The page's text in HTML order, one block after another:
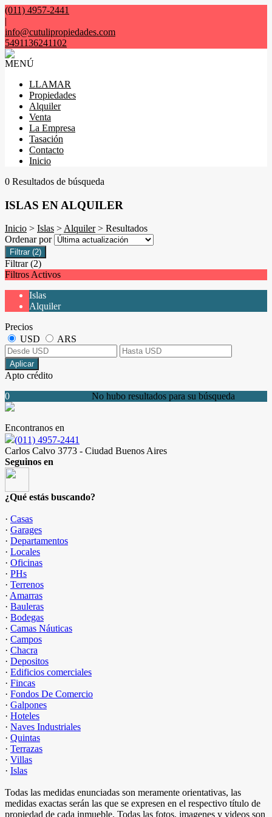
(011) 4957-2441
|
info@cutulipropiedades.com
5491136241102
MENÚ
LLAMAR
Propiedades
Alquiler
Venta
La Empresa
Tasación
Contacto
Inicio
0 Resultados de búsqueda
ISLAS EN ALQUILER
Inicio > Islas >Alquiler> Resultados
Ordenar por
Filtrar (2)
Filtrar (2)
Filtros Activos
Islas
Alquiler
Precios
USD
ARS
Aplicar
Apto crédito
No hubo resultados para su búsqueda
0
Encontranos en
(011) 4957-2441
Carlos Calvo 3773 - Ciudad Buenos Aires
Seguinos en
¿Qué estás buscando?
· Casas
· Garages
· Departamentos
· Locales
· Oficinas
· PHs
· Terrenos
· Amarras
· Bauleras
· Bodegas
· Camas Náuticas
· Campos
· Chacra
· Depositos
· Edificios comerciales
· Fincas
· Fondos De Comercio
· Galpones
· Hoteles
· Naves Industriales
· Quintas
· Terrazas
· Villas
· Islas
Todas las medidas enunciadas son meramente orientativas, las
medidas exactas serán las que se expresen en el respectivo título de
propiedad de cada inmueble. Todas las fotos, imagenes y videos son